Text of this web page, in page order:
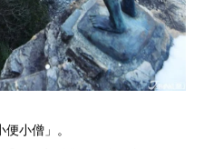
小僧」。